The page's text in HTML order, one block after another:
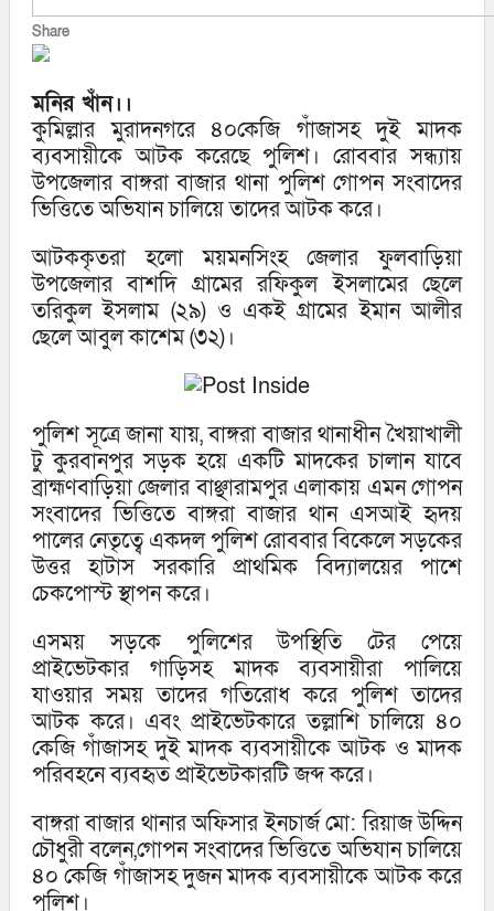
Share
মনির খাঁন।।
কুমিল্লার মুরাদনগরে ৪০কেজি গাঁজাসহ দুই মাদক
ব্যবসায়ীকে আটক করেছে পুলিশ। রোববার সন্ধ্যায়
উপজেলার বাঙ্গরা বাজার থানা পুলিশ গোপন সংবাদের
ভিত্তিতে অভিযান চালিয়ে তাদের আটক করে।
আটককৃতরা হলো ময়মনসিংহ জেলার ফুলবাড়িয়া
উপজেলার বাশদি গ্রামের রফিকুল ইসলামের ছেলে
তরিকুল ইসলাম (২৯) ও একই গ্রামের ইমান আলীর
ছেলে আবুল কাশেম (৩২)।
পুলিশ সূত্রে জানা যায়, বাঙ্গরা বাজার থানাধীন খৈয়াখালী
টু কুরবানপুর সড়ক হয়ে একটি মাদকের চালান যাবে
ব্রাহ্মণবাড়িয়া জেলার বাঞ্ছারামপুর এলাকায় এমন গোপন
সংবাদের ভিত্তিতে বাঙ্গরা বাজার থান এসআই হৃদয়
পালের নেতৃত্বে একদল পুলিশ রোববার বিকেলে সড়কের
উত্তর হাটাস সরকারি প্রাথমিক বিদ্যালয়ের পাশে
চেকপোস্ট স্থাপন করে।
এসময় সড়কে পুলিশের উপস্থিতি টের পেয়ে
প্রাইভেটকার গাড়িসহ মাদক ব্যবসায়ীরা পালিয়ে
যাওয়ার সময় তাদের গতিরোধ করে পুলিশ তাদের
আটক করে। এবং প্রাইভেটকারে তল্লাশি চালিয়ে ৪০
কেজি গাঁজাসহ দুই মাদক ব্যবসায়ীকে আটক ও মাদক
পরিবহনে ব্যবহৃত প্রাইভেটকারটি জব্দ করে।
বাঙ্গরা বাজার থানার অফিসার ইনচার্জ মো: রিয়াজ উদ্দিন
চৌধুরী বলেন,গোপন সংবাদের ভিত্তিতে অভিযান চালিয়ে
৪০ কেজি গাঁজাসহ দুজন মাদক ব্যবসায়ীকে আটক করে
পুলিশ।